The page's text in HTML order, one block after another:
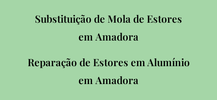
Substituição de Mola de Estores
em Amadora
Reparação de Estores em Alumínio
em Amadora